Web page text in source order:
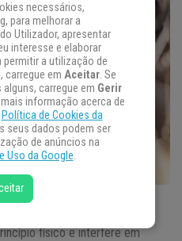
a
físico e interfere em
necessários,
para melhorar a
Utilizador, apresentar
interesse e elaborar
a utilização de
em Aceitar. Se
carregue em Gerir
informação acerca de
Política de Cookies da
seus dados podem ser
de anúncios na
Uso da Google.